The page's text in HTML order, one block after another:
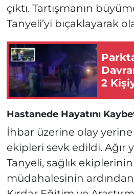
çıktı. Tartışmanın
Tanyeli’yi bıçaklayarak
2
Hastanede Hayatını
İhbar üzerine olay yerine
ekipleri sevk edildi. Ağır
Tanyeli, sağlık
müdahalesinin